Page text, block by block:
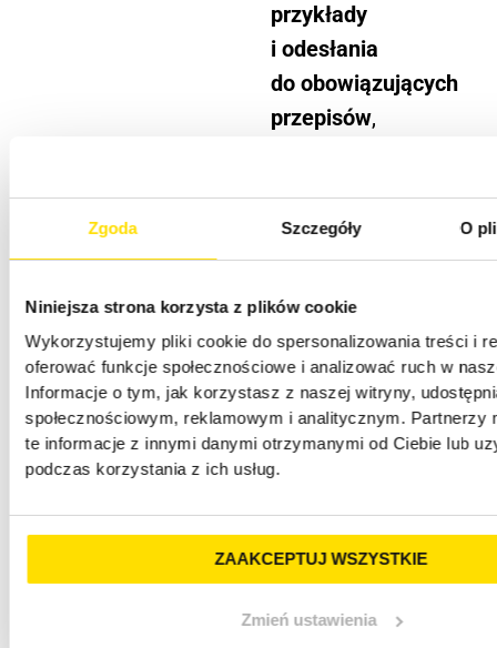
Zgoda Szczegóły O
Niniejsza strona korzysta z plików cookie
Wykorzystujemy pliki cookie do spersonalizowania treści i
oferować funkcje społecznościowe i analizować ruch w
Informacje o tym, jak korzystasz z naszej witryny,
społecznościowym, reklamowym i analitycznym. Partnerzy
te informacje z innymi danymi otrzymanymi od Ciebie lub
podczas korzystania z ich usług.
ZAAKCEPTUJ WSZYSTKIE
Zmień ustawienia
przykłady
i odesłania
do obowiązujących
przepisów,
rzeczowy.
rzeczywiste
wątpliwości
dotyczące
funkcjonowania
komandytowej,
z którymi
mierzą się